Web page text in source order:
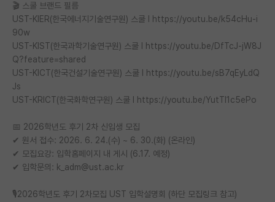
🎬 스쿨 브랜드 필름
UST-KIER(한국에너지기술연구원) 스쿨 l https://youtu.be/k54cHu-i
90w
UST-KIST(한국과학기술연구원) 스쿨 l https://youtu.be/DfTcJ-jW8J
Q?feature=shared
UST-KICT(한국건설기술연구원) 스쿨 l https://youtu.be/sB7qEyLdQ
Js
UST-KRICT(한국화학연구원) 스쿨 l https://youtu.be/YutTl1c5ePo
📅 2026학년도 후기 2차 신입생 모집
✔ 원서 접수: 2026. 6. 24.(수) ~ 6. 30.(화) (온라인)
✔ 모집요강: 입학홈페이지 내 게시 (6.17. 예정)
✔ 입학문의: k_adm@ust.ac.kr
🎙️2026학년도 후기 2차모집 UST 입학설명회 (하단 모집링크 참고)